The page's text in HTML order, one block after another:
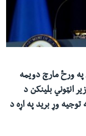
په ورځ مارچ دویمه
انټوني بلینکن د
توجیه وړ برید په اړه د